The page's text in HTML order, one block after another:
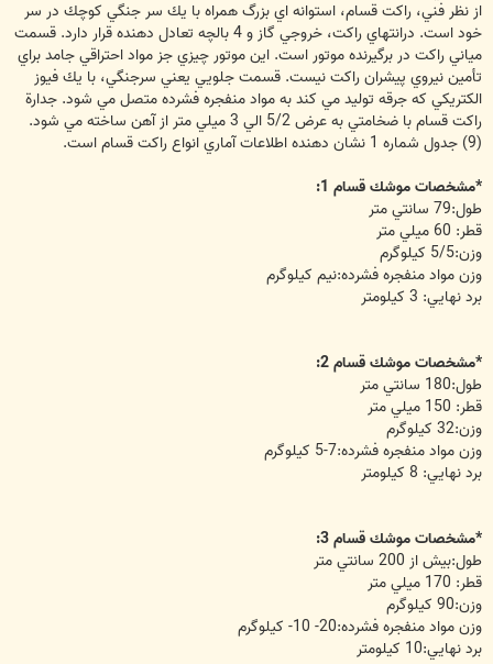
از نظر فني، راكت قسام، استوانه اي بزرگ همراه با يك سر جنگي كوچك در سر
خود است. درانتهاي راكت، خروجي گاز و 4 بالچه تعادل دهنده قرار دارد. قسمت
مياني راكت در برگيرنده موتور است. اين موتور چيزي جز مواد احتراقي جامد براي
تأمين نيروي پيشران راكت نيست. قسمت جلويي يعني سرجنگي، با يك فيوز
الكتريكي كه جرقه توليد مي كند به مواد منفجره فشرده متصل مي شود. جدارة
راكت قسام با ضخامتي به عرض 5/2 الي 3 ميلي متر از آهن ساخته مي شود.
(9) جدول شماره 1 نشان دهنده اطلاعات آماري انواع راكت قسام است.
*مشخصات موشك قسام 1:
طول:79 سانتي متر
قطر: 60 ميلي متر
وزن:5/5 كيلوگرم
وزن مواد منفجره فشرده:نيم كيلوگرم
برد نهايي: 3 كيلومتر
*مشخصات موشك قسام 2:
طول:180 سانتي متر
قطر: 150 ميلي متر
وزن:32 كيلوگرم
وزن مواد منفجره فشرده:7-5 كيلوگرم
برد نهايي: 8 كيلومتر
*مشخصات موشك قسام 3:
طول:بيش از 200 سانتي متر
قطر: 170 ميلي متر
وزن:90 كيلوگرم
وزن مواد منفجره فشرده:20- 10- كيلوگرم
برد نهايي:10 كيلومتر